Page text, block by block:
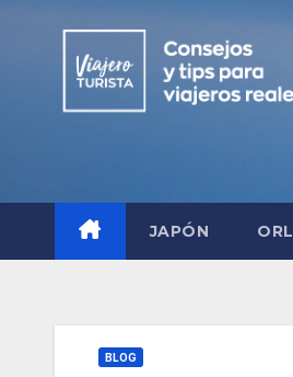
contenido
JAPÓN
BLOG